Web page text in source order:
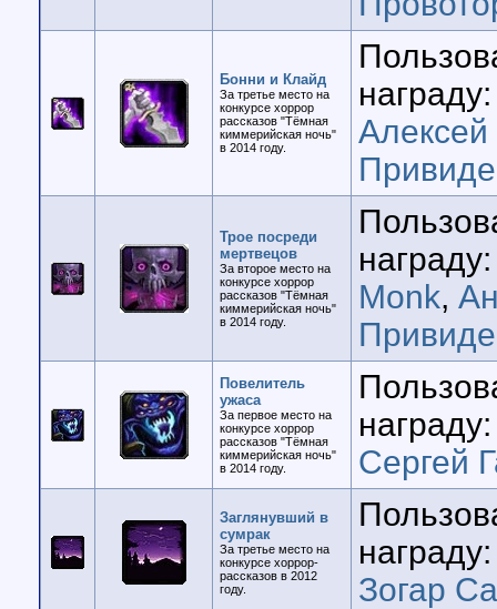
Бонни и Клайд
За третье место на
конкурсе хоррор
рассказов "Тёмная
киммерийская ночь"
в 2014 году.
Трое посреди
мертвецов
За второе место на
конкурсе хоррор
рассказов "Тёмная
киммерийская ночь"
в 2014 году.
Monk,
Повелитель
ужаса
За первое место на
конкурсе хоррор
рассказов "Тёмная
киммерийская ночь"
в 2014 году.
Сергей
Заглянувший в
сумрак
За третье место на
конкурсе хоррор-
рассказов в 2012
году.
Зогар